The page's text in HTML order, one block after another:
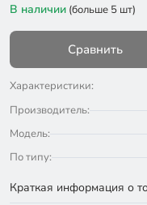
В наличии (больше 5 шт)
Сравнить
Характеристики:
Производитель:
Модель:
По типу:
Краткая информация о